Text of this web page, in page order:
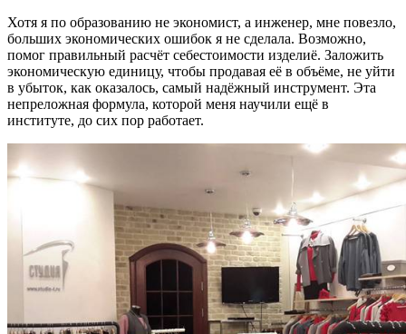
Хотя я по образованию не экономист, а инженер, мне повезло,
больших экономических ошибок я не сделала. Возможно,
помог правильный расчёт себестоимости изделиё. Заложить
экономическую единицу, чтобы продавая её в объёме, не уйти
в убыток, как оказалось, самый надёжный инструмент. Эта
непреложная формула, которой меня научили ещё в
институте, до сих пор работает.